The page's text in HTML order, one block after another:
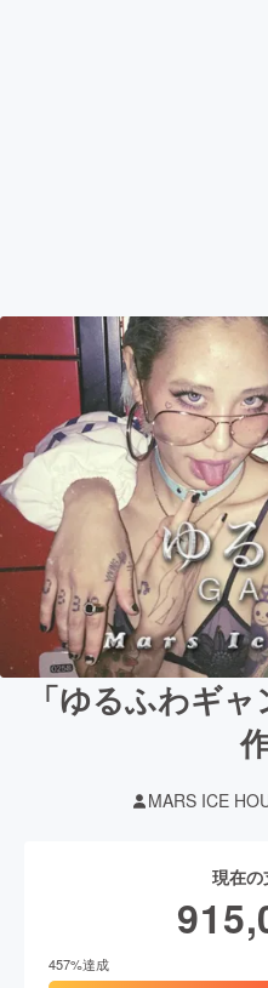
「ゆるふわギ
MARS ICE
現在
457%達成